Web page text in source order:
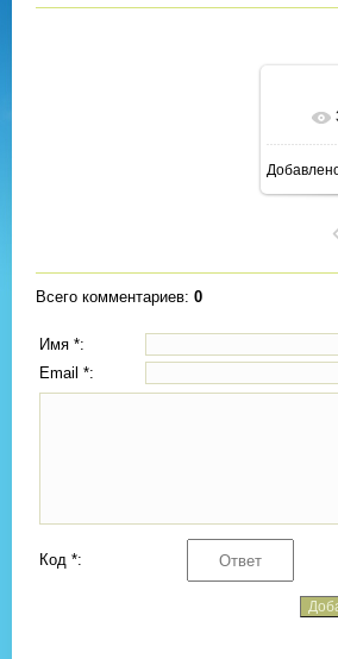
Всего комментариев: 0
Имя *:
Email *:
Код *: